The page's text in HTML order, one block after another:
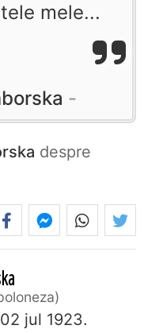
mele...
despre
02 jul 1923.